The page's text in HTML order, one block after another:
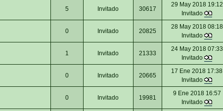
5 Invitado 30617
29 May 2018 19:12
Invitado
0 Invitado 20825
28 May 2018 08:18
Invitado
1 Invitado 21333
24 May 2018 07:33
Invitado
0 Invitado 20665
17 Ene 2018 17:38
Invitado
0 Invitado 19981
9 Ene 2018 16:57
Invitado